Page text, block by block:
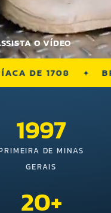
O VÍDEO
DE 1708
1997
DE MINAS
GERAIS
20+